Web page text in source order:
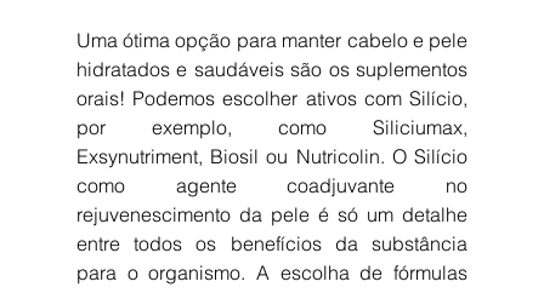
Uma ótima opção para manter cabelo e pele
hidratados e saudáveis são os suplementos
orais! Podemos escolher ativos com Silício,
por exemplo, como Siliciumax,
Exsynutriment, Biosil ou Nutricolin. O Silício
como agente coadjuvante no
rejuvenescimento da pele é só um detalhe
entre todos os benefícios da substância
para o organismo. A escolha de fórmulas